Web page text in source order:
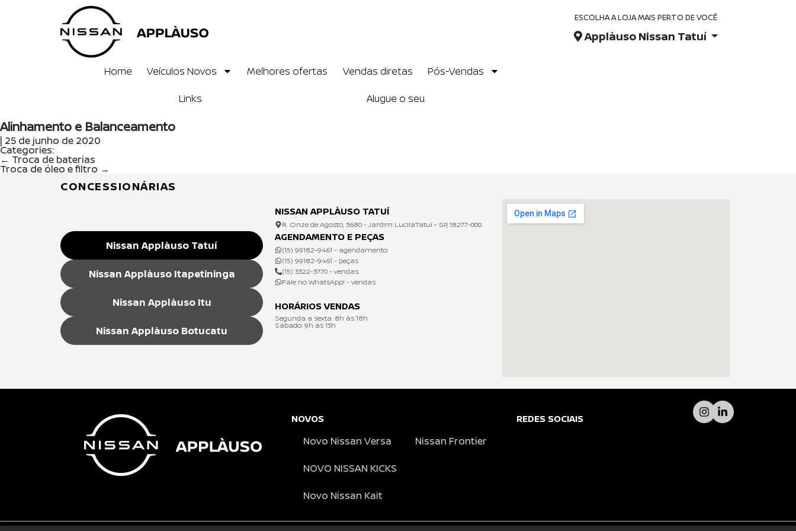
ESCOLHA A LOJA MAIS PERTO DE VOCÊ
Applàuso Nissan Tatuí
Home Veículos Novos Melhores ofertas Vendas diretas Pós-Vendas
Links Alugue o seu
Alinhamento e Balanceamento
| 25 de junho de 2020
Categories:
← Troca de baterias
Troca de óleo e filtro →
CONCESSIONÁRIAS
Nissan Applàuso Tatuí
Nissan Applàuso Itapetininga
Nissan Applàuso Itu
Nissan Applàuso Botucatu
NISSAN APPLÀUSO TATUÍ
R. Onze de Agosto, 3680 - Jardim LucilaTatuí - SP, 18277-000
AGENDAMENTO E PEÇAS
(15) 99182-9461 - agendamento
(15) 99182-9461 - peças
(15) 3322-3770 - vendas
Fale no WhatsApp! - vendas
HORÁRIOS VENDAS
Segunda a sexta: 8h às 18h
Sábado: 9h às 13h
NOVOS
Novo Nissan Versa Nissan Frontier
NOVO NISSAN KICKS
Novo Nissan Kait
REDES SOCIAIS